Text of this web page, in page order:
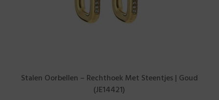
Stalen Oorbellen – Rechthoek Met Steentjes | Goud
(JE14421)